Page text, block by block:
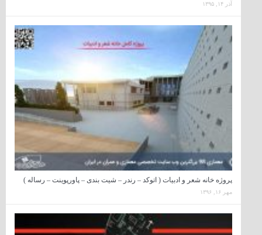
آذر ۱۴, ۱۳۹۵
پروژه خانه شعر و ادبیات ( اتوکد – رندر – شیت بندی – پاورپوینت – رساله )
مهر ۱۶, ۱۳۹۶